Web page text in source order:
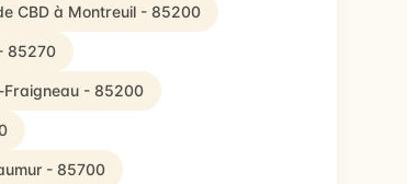
CBD à Montreuil - 85200
85270
Fraigneau - 85200
- 85700